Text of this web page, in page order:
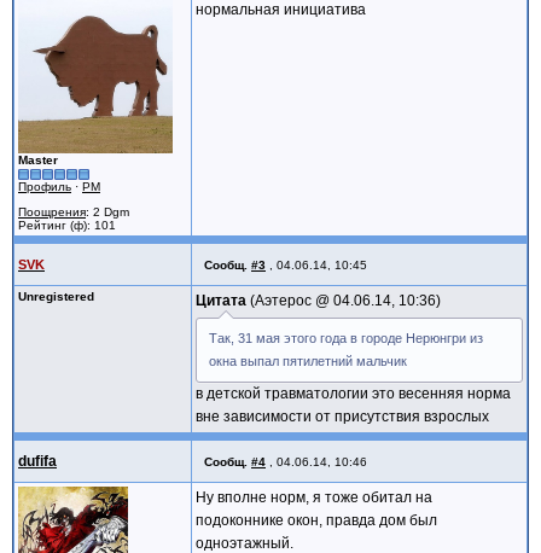
Master
Профиль · PM
Поощрения: 2 Dgm
Рейтинг (ф): 101
нормальная инициатива
SVK Сообщ. #3 04.06.14, 10:45
Unregistered Цитата Аэтерос @ 04.06.14, 10:36
Так, 31 мая этого года в городе Нерюнгри из
окна выпал пятилетний мальчик
в детской травматологии это весенняя норма
вне зависимости от присутствия взрослых
dufifa Сообщ. #4 04.06.14, 10:46
Ну вполне норм, я тоже обитал на
подоконнике окон, правда дом был
одноэтажный.